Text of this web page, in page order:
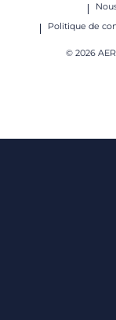
Politique de
© 2026